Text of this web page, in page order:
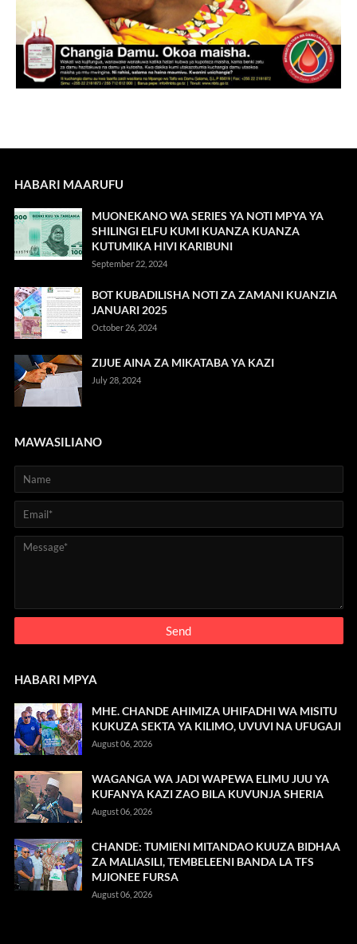
HABARI MAARUFU
MUONEKANO WA SERIES YA NOTI MPYA YA
SHILINGI ELFU KUMI KUANZA KUANZA
KUTUMIKA HIVI KARIBUNI
September 22, 2024
BOT KUBADILISHA NOTI ZA ZAMANI KUANZIA
JANUARI 2025
October 26, 2024
ZIJUE AINA ZA MIKATABA YA KAZI
July 28, 2024
MAWASILIANO
HABARI MPYA
MHE. CHANDE AHIMIZA UHIFADHI WA MISITU
KUKUZA SEKTA YA KILIMO, UVUVI NA UFUGAJI
August 06, 2026
WAGANGA WA JADI WAPEWA ELIMU JUU YA
KUFANYA KAZI ZAO BILA KUVUNJA SHERIA
August 06, 2026
CHANDE: TUMIENI MITANDAO KUUZA BIDHAA
ZA MALIASILI, TEMBELEENI BANDA LA TFS
MJIONEE FURSA
August 06, 2026